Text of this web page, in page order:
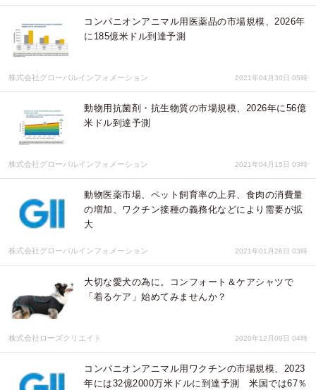
コンパニオンアニマル用医薬品の市場規模、2026年
に185億米ドル到達予測
株式会社グローバルインフォメーション 2021年04月30日 05時
動物用抗菌剤・抗生物質の市場規模、2026年に56億
米ドル到達予測
株式会社グローバルインフォメーション 2021年04月15日 03時
動物医薬市場、ペット飼育率の上昇、食肉の消費量
の増加、ワクチン接種の義務化などにより需要が拡
大
株式会社グローバルインフォメーション 2021年01月26日 03時
大切な愛犬の為に。コンフォート＆ケアシャツで
「着るケア」始めてみませんか？
株式会社ローズクリエイト 2020年12月09日 04時
コンパニオンアニマル用ワクチンの市場規模、2023
年には32億2000万米ドルに到達予測 米国では67％